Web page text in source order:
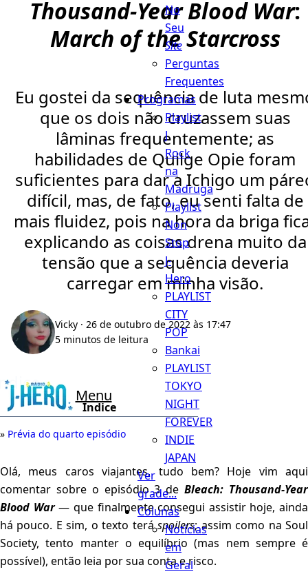
Menu
No
Seu
Site
Perguntas
Frequentes
Programas
Playlist
J
Rock
na
Madruga
Playlist
Non
Stop
J-
Hero
PLAYLIST
CITY
POP
Bankai
PLAYLIST
TOKYO
NIGHT
FOREVER
INDIE
JAPAN
Ver
grade...
Colunas
Notícias
em
Geral
Thousand-Year Blood War:
March of the Starcross
Eu gostei da sequência de luta
que os dois não cruzassem suas
lâminas frequentemente; as
habilidades de Quilge Opie foram
suficientes para dar a Ichigo um
difícil, mas, de fato, eu senti falta de
mais fluidez, pois na hora da briga
explicando as coisas drena muito da
tensão que a sequência deveria
carregar em minha visão.
Vicky · 26 de outubro de 2022 às 17:47
5 minutos de leitura
Índice
Prévia do quarto episódio
Olá, meus caros viajantes, tudo bem? Hoje vim aqui
comentar sobre o episódio 3 deBleach: Thousand-Year
Blood War— que finalmente consegui assistir hoje, ainda
há pouco. E sim, o texto teráspoilers; assim como na Soul
Society, tento manter o equilíbrio (mas nem sempre é
possível), então leia por sua conta e risco.